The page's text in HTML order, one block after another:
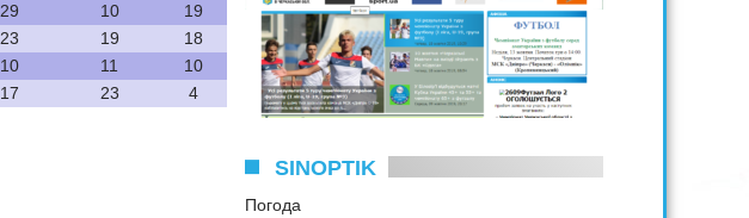
29 10
19
23 19
18
10 11
10
17 23 4
SINOPTIK
Погода